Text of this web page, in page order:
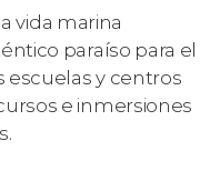
vida marina
paraíso para el
escuelas y centros
e inmersiones